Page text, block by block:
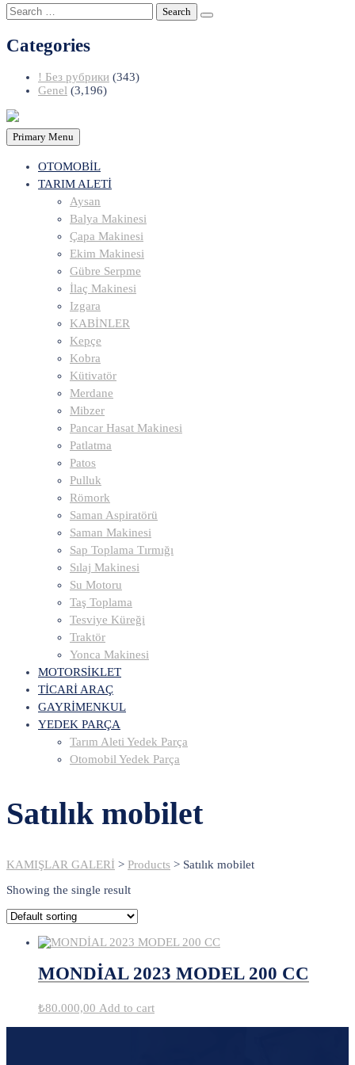
Search
for:
Categories
! Без рубрики (343)
Genel (3,196)
Primary Menu
OTOMOBİL
TARIM ALETİ
Aysan
Balya Makinesi
Çapa Makinesi
Ekim Makinesi
Gübre Serpme
İlaç Makinesi
Izgara
KABİNLER
Kepçe
Kobra
Kütivatör
Merdane
Mibzer
Pancar Hasat Makinesi
Patlatma
Patos
Pulluk
Römork
Saman Aspiratörü
Saman Makinesi
Sap Toplama Tırmığı
Sılaj Makinesi
Su Motoru
Taş Toplama
Tesviye Küreği
Traktör
Yonca Makinesi
MOTORSİKLET
TİCARİ ARAÇ
GAYRİMENKUL
YEDEK PARÇA
Tarım Aleti Yedek Parça
Otomobil Yedek Parça
Satılık mobilet
KAMIŞLAR GALERİ > Products > Satılık mobilet
Showing the single result
MONDİAL 2023 MODEL 200 CC
₺80.000,00 Add to cart